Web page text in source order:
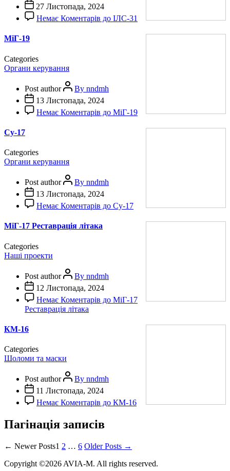
27 Листопада, 2024
Немає Коментарів до ІЛС-31
МіГ-19
Categories
Органи керування
Post author
By nndmh
13 Листопада, 2024
Немає Коментарів до МіГ-19
Су-17
Categories
Органи керування
Post author
By nndmh
13 Листопада, 2024
Немає Коментарів до Су-17
MiГ-17 Реставрація літака
Categories
Наші проекти
Post author
By nndmh
12 Листопада, 2024
Немає Коментарів до MiГ-17
Реставрація літака
КМ-16
Categories
Шоломи та маски
Post author
By nndmh
11 Листопада, 2024
Немає Коментарів до КМ-16
Пагінація записів
← NewerPosts1 2 … 6 OlderPosts →
Copyright ©2026 AVIA-M. All rights reserved.